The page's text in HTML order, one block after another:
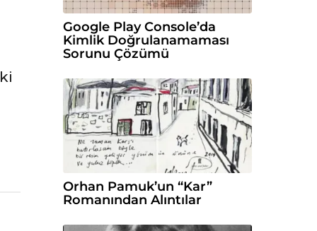
Google Play Console’da
Kimlik Doğrulanamaması
Sorunu Çözümü
Orhan Pamuk’un “Kar”
Romanından Alıntılar